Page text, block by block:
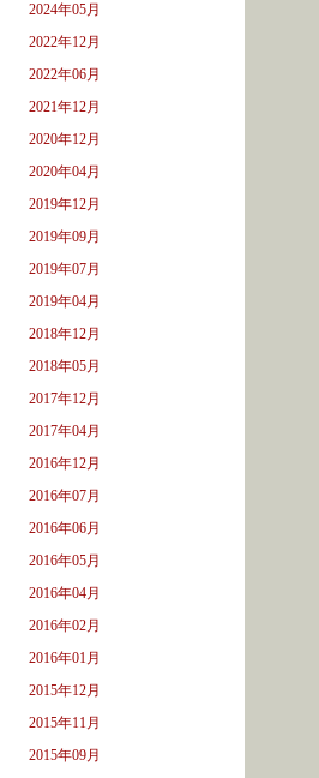
2024年05月
2022年12月
2022年06月
2021年12月
2020年12月
2020年04月
2019年12月
2019年09月
2019年07月
2019年04月
2018年12月
2018年05月
2017年12月
2017年04月
2016年12月
2016年07月
2016年06月
2016年05月
2016年04月
2016年02月
2016年01月
2015年12月
2015年11月
2015年09月